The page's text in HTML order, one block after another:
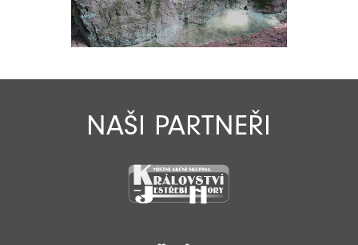
NAŠI PARTNEŘI